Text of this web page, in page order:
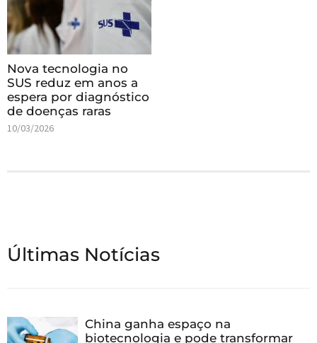
Nova tecnologia no
SUS reduz em anos a
espera por diagnóstico
de doenças raras
10/03/2026
Últimas Notícias
China ganha espaço na
biotecnologia e pode transformar